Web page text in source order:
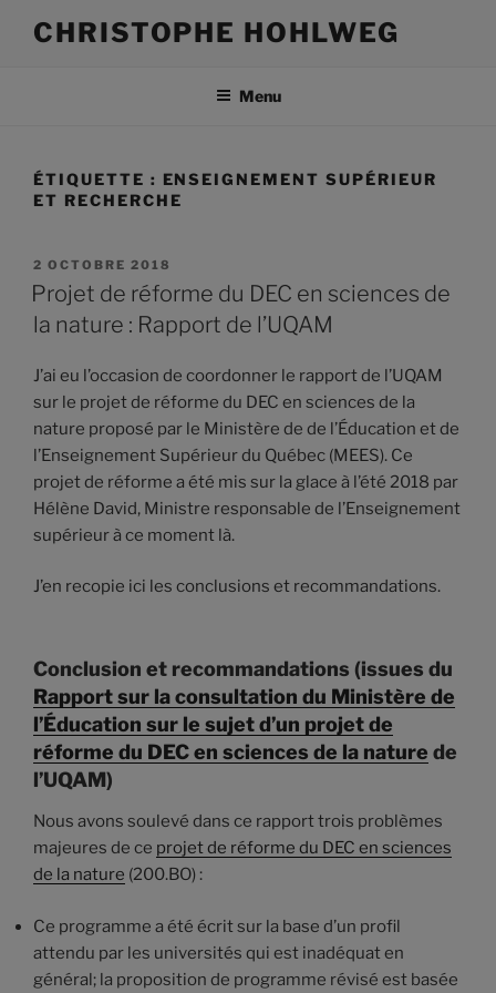
CHRISTOPHE HOHLWEG
Menu
ÉTIQUETTE : ENSEIGNEMENT SUPÉRIEUR
ET RECHERCHE
PUBLIÉ
LE
2 OCTOBRE 2018
Projet de réforme du DEC en sciences de
la nature : Rapport de l’UQAM
J’ai eu l’occasion de coordonner le rapport de l’UQAM
sur le projet de réforme du DEC en sciences de la
nature proposé par le Ministère de de l’Éducation et de
l’Enseignement Supérieur du Québec (MEES). Ce
projet de réforme a été mis sur la glace à l’été 2018 par
Hélène David, Ministre responsable de l’Enseignement
supérieur à ce moment là.
J’en recopie ici les conclusions et recommandations.
Conclusion et recommandations (issues du
Rapport sur la consultation du Ministère de
l’Éducation sur le sujet d’un projet de
réforme du DEC en sciences de la nature de
l’UQAM)
Nous avons soulevé dans ce rapport trois problèmes
majeures de ce projet de réforme du DEC en sciences
de la nature (200.BO) :
Ce programme a été écrit sur la base d’un profil
attendu par les universités qui est inadéquat en
général; la proposition de programme révisé est basée